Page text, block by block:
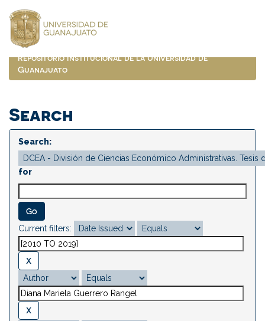
navigation
Repositorio Institucional de la Universidad de
Guanajuato
Search
Search:
for
Current filters: